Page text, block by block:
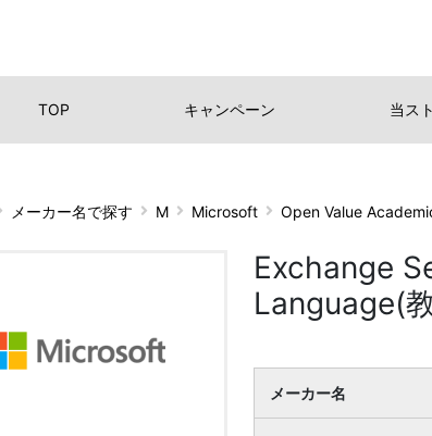
TOP キャンペーン 当ス
メーカー名で探す M Microsoft Open Value
Exchange
Language(
メーカー名